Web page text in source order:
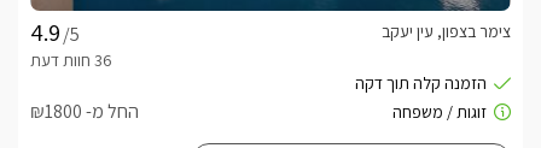
/5
צימר בצפון, עין יעקב
החל מ- ₪1800